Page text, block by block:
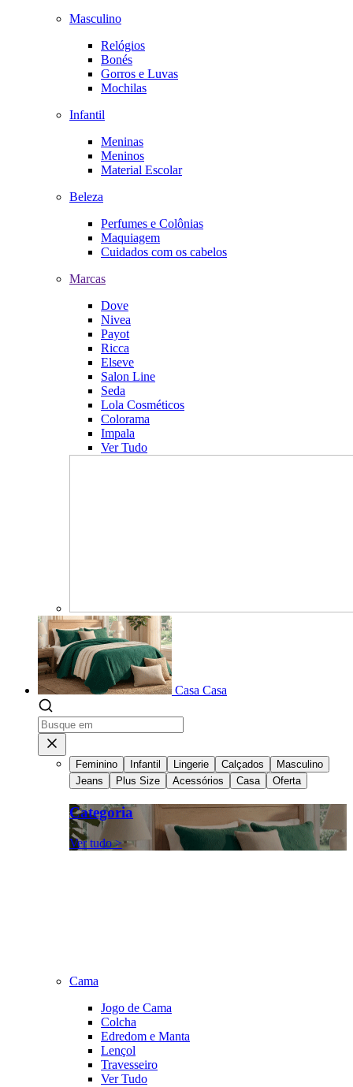
Masculino
Relógios
Bonés
Gorros e Luvas
Mochilas
Infantil
Meninas
Meninos
Material Escolar
Beleza
Perfumes e Colônias
Maquiagem
Cuidados com os cabelos
Marcas
Dove
Nivea
Payot
Ricca
Elseve
Salon Line
Seda
Lola Cosméticos
Colorama
Impala
Ver Tudo
Casa Casa
Feminino Infantil Lingerie Calçados
Masculino
Jeans
Plus Size Acessórios Casa Oferta
Categoria
Ver tudo >
Cama
Jogo de Cama
Colcha
Edredom e Manta
Lençol
Travesseiro
Ver Tudo